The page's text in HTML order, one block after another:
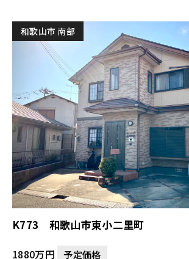
和歌山市 南部
K773 和歌山市東小二里町
1880万円 予定価格